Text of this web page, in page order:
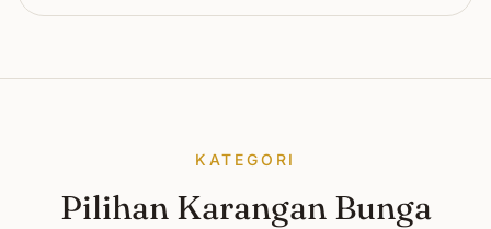
KATEGORI
Pilihan Karangan Bunga